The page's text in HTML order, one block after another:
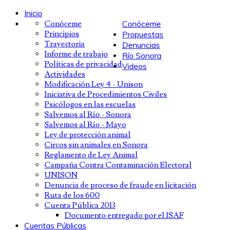
Inicio
Conóceme
Conóceme
Principios
Trayectoria
Informe de trabajo
Políticas de privacidad
Actividades
Propuestas
Modificación Ley 4 - Unison
Iniciativa de Procedimientos Civiles
Psicólogos en las escuelas
Salvemos al Río - Sonora
Salvemos al Río - Mayo
Ley de protección animal
Circos sin animales en Sonora
Reglamento de Ley Animal
Campaña Contra Contaminación Electoral
UNISON
Denuncias
Denuncia de proceso de fraude en licitación
Ruta de los 600
Cuenta Pública 2013
Documento entregado por el ISAF
Río Sonora
Videos
Cuentas Públicas